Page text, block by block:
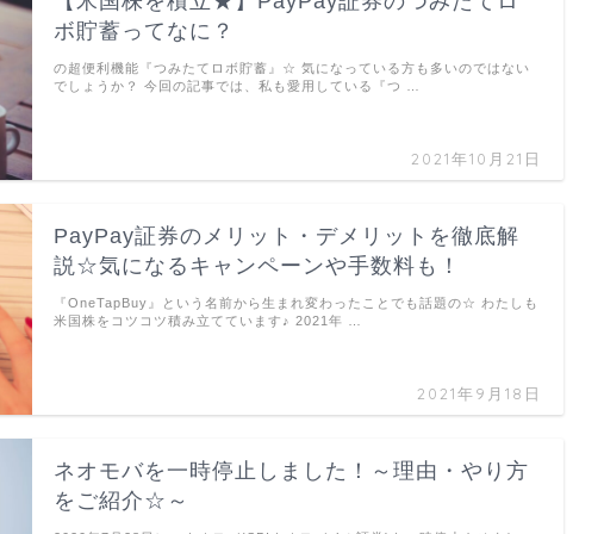
ボ貯蓄ってなに？
2021年10月21日
の超便利機能『つみたてロボ貯蓄』☆ 気になっている方も多いのではない
でしょうか？ 今回の記事では、私も愛用している『つ …
PayPay証券のメリット・デメリットを徹底解
説☆気になるキャンペーンや手数料も！
2021年9月18日
『OneTapBuy』という名前から生まれ変わったことでも話題の☆ わたしも
米国株をコツコツ積み立てています♪ 2021年 …
ネオモバを一時停止しました！～理由・やり方
をご紹介☆～